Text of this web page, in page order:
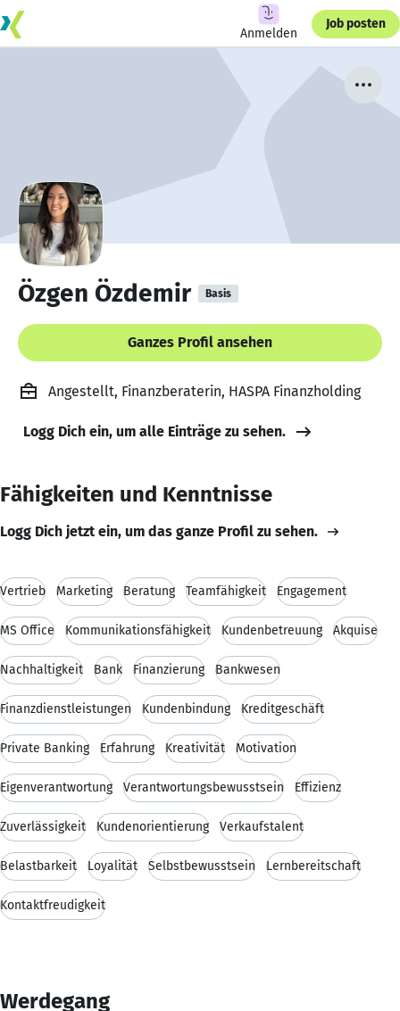
Anmelden
Job posten
Özgen Özdemir Basis
Ganzes Profil ansehen
Angestellt, Finanzberaterin, HASPA Finanzholding
Logg Dich ein, um alle Einträge zu sehen.
Fähigkeiten und Kenntnisse
Logg Dich jetzt ein, um das ganze Profil zu sehen.
Vertrieb Marketing Beratung Teamfähigkeit Engagement
MS Office Kommunikationsfähigkeit Kundenbetreuung Akquise
Nachhaltigkeit Bank Finanzierung Bankwesen
Finanzdienstleistungen Kundenbindung Kreditgeschäft
Private Banking Erfahrung Kreativität Motivation
Eigenverantwortung Verantwortungsbewusstsein Effizienz
Zuverlässigkeit Kundenorientierung Verkaufstalent
Belastbarkeit Loyalität Selbstbewusstsein Lernbereitschaft
Kontaktfreudigkeit
Werdegang